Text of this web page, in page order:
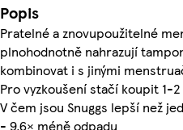
Popis
Pratelné a znovupoužitelné
plnohodnotně nahrazují
kombinovat i s jinými
Pro vyzkoušení stačí koupit 1-2
V čem jsou Snuggs lepší než
- 9,6× méně odpadu